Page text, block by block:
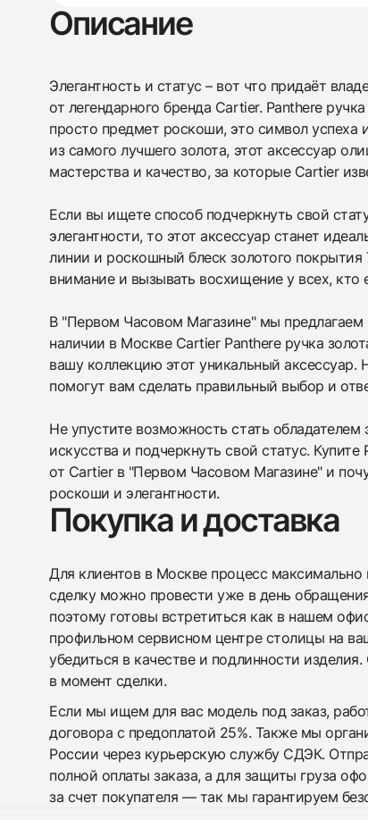
Описание
Элегантность и статус – вот что придаёт
от легендарного бренда Cartier. Panthere
просто предмет роскоши, это символ успеха
из самого лучшего золота, этот аксессуар
мастерства и качество, за которые Cartier
Если вы ищете способ подчеркнуть свой
элегантности, то этот аксессуар станет
линии и роскошный блеск золотого покрытия
внимание и вызывать восхищение у всех, кто
В "Первом Часовом Магазине" мы предлагаем
наличии в Москве Cartier Panthere ручка
вашу коллекцию этот уникальный аксессуар.
помогут вам сделать правильный выбор и
Не упустите возможность стать
искусства и подчеркнуть свой статус.
от Cartier в "Первом Часовом Магазине" и
роскоши и элегантности.
Покупка и доставка
Для клиентов в Москве процесс
сделку можно провести уже в день
поэтому готовы встретиться как в нашем
профильном сервисном центре столицы на
убедиться в качестве и подлинности
в момент сделки.
Если мы ищем для вас модель под заказ,
договора с предоплатой 25%. Также мы
России через курьерскую службу СДЭК.
полной оплаты заказа, а для защиты груза
за счет покупателя — так мы гарантируем